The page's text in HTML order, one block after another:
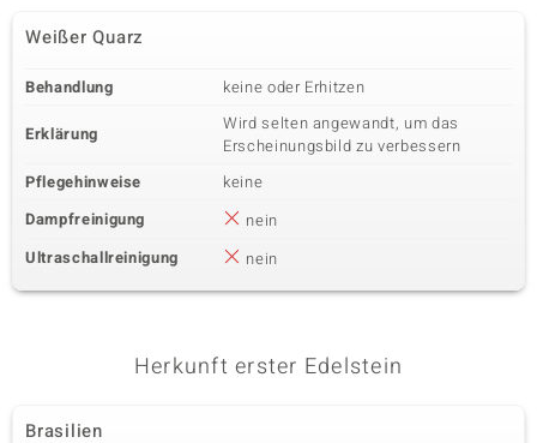
Weißer Quarz
Behandlung keine oder Erhitzen
Erklärung
Wird selten angewandt, um das
Erscheinungsbild zu verbessern
Pflegehinweise
keine
Dampfreinigung
nein
Ultraschallreinigung
nein
Herkunft erster Edelstein
Brasilien